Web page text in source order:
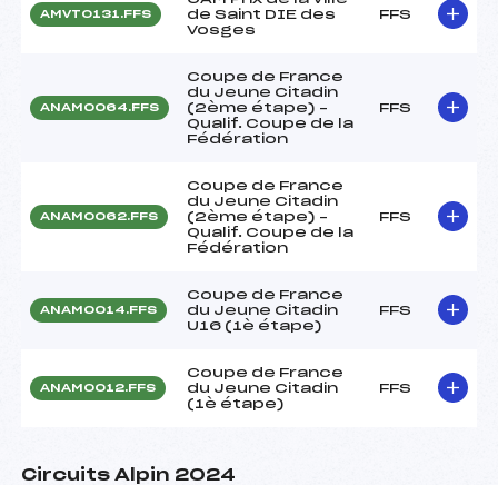
AMVT0131.FFS
de Saint DIE des
Vosges
FFS
ANAM0064.FFS
Coupe de France
du Jeune Citadin
(2ème étape) –
Qualif. Coupe de la
Fédération
FFS
ANAM0062.FFS
Coupe de France
du Jeune Citadin
(2ème étape) –
Qualif. Coupe de la
Fédération
FFS
ANAM0014.FFS
Coupe de France
du Jeune Citadin
U16 (1è étape)
FFS
ANAM0012.FFS
Coupe de France
du Jeune Citadin
(1è étape)
FFS
Circuits Alpin 2024